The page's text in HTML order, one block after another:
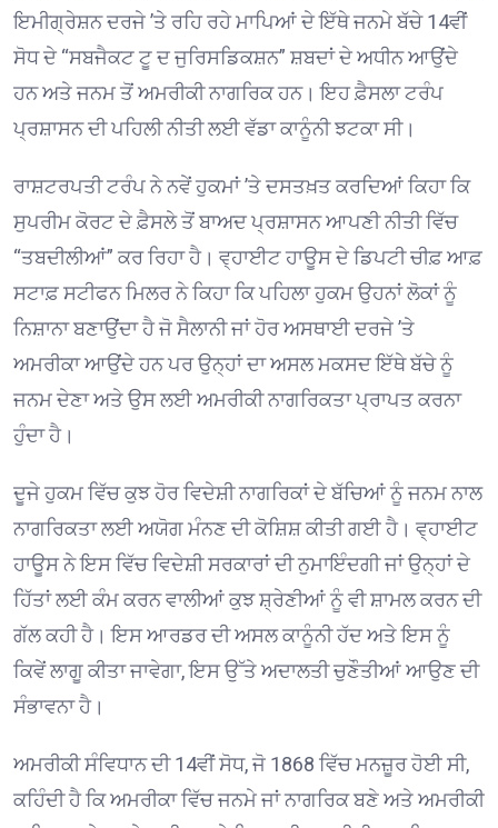
ਇਮੀਗ੍ਰੇਸ਼ਨ ਦਰਜੇ ’ਤੇ ਰਹਿ ਰਹੇ ਮਾਪਿਆਂ ਦੇ ਇੱਥੇ ਜਨਮੇ ਬੱਚੇ 14ਵੀਂ
ਸੋਧ ਦੇ “ਸਬਜੈਕਟ ਟੂ ਦ ਜੁਰਿਸਡਿਕਸ਼ਨ” ਸ਼ਬਦਾਂ ਦੇ ਅਧੀਨ ਆਉਂਦੇ
ਹਨ ਅਤੇ ਜਨਮ ਤੋਂ ਅਮਰੀਕੀ ਨਾਗਰਿਕ ਹਨ। ਇਹ ਫ਼ੈਸਲਾ ਟਰੰਪ
ਪ੍ਰਸ਼ਾਸਨ ਦੀ ਪਹਿਲੀ ਨੀਤੀ ਲਈ ਵੱਡਾ ਕਾਨੂੰਨੀ ਝਟਕਾ ਸੀ।
ਰਾਸ਼ਟਰਪਤੀ ਟਰੰਪ ਨੇ ਨਵੇਂ ਹੁਕਮਾਂ ’ਤੇ ਦਸਤਖ਼ਤ ਕਰਦਿਆਂ ਕਿਹਾ ਕਿ
ਸੁਪਰੀਮ ਕੋਰਟ ਦੇ ਫ਼ੈਸਲੇ ਤੋਂ ਬਾਅਦ ਪ੍ਰਸ਼ਾਸਨ ਆਪਣੀ ਨੀਤੀ ਵਿੱਚ
“ਤਬਦੀਲੀਆਂ” ਕਰ ਰਿਹਾ ਹੈ। ਵ੍ਹਾਈਟ ਹਾਊਸ ਦੇ ਡਿਪਟੀ ਚੀਫ਼ ਆਫ਼
ਸਟਾਫ਼ ਸਟੀਫਨ ਮਿਲਰ ਨੇ ਕਿਹਾ ਕਿ ਪਹਿਲਾ ਹੁਕਮ ਉਹਨਾਂ ਲੋਕਾਂ ਨੂੰ
ਨਿਸ਼ਾਨਾ ਬਣਾਉਂਦਾ ਹੈ ਜੋ ਸੈਲਾਨੀ ਜਾਂ ਹੋਰ ਅਸਥਾਈ ਦਰਜੇ ’ਤੇ
ਅਮਰੀਕਾ ਆਉਂਦੇ ਹਨ ਪਰ ਉਨ੍ਹਾਂ ਦਾ ਅਸਲ ਮਕਸਦ ਇੱਥੇ ਬੱਚੇ ਨੂੰ
ਜਨਮ ਦੇਣਾ ਅਤੇ ਉਸ ਲਈ ਅਮਰੀਕੀ ਨਾਗਰਿਕਤਾ ਪ੍ਰਾਪਤ ਕਰਨਾ
ਹੁੰਦਾ ਹੈ।
ਦੂਜੇ ਹੁਕਮ ਵਿੱਚ ਕੁਝ ਹੋਰ ਵਿਦੇਸ਼ੀ ਨਾਗਰਿਕਾਂ ਦੇ ਬੱਚਿਆਂ ਨੂੰ ਜਨਮ ਨਾਲ
ਨਾਗਰਿਕਤਾ ਲਈ ਅਯੋਗ ਮੰਨਣ ਦੀ ਕੋਸ਼ਿਸ਼ ਕੀਤੀ ਗਈ ਹੈ। ਵ੍ਹਾਈਟ
ਹਾਊਸ ਨੇ ਇਸ ਵਿੱਚ ਵਿਦੇਸ਼ੀ ਸਰਕਾਰਾਂ ਦੀ ਨੁਮਾਇੰਦਗੀ ਜਾਂ ਉਨ੍ਹਾਂ ਦੇ
ਹਿੱਤਾਂ ਲਈ ਕੰਮ ਕਰਨ ਵਾਲੀਆਂ ਕੁਝ ਸ਼੍ਰੇਣੀਆਂ ਨੂੰ ਵੀ ਸ਼ਾਮਲ ਕਰਨ ਦੀ
ਗੱਲ ਕਹੀ ਹੈ। ਇਸ ਆਰਡਰ ਦੀ ਅਸਲ ਕਾਨੂੰਨੀ ਹੱਦ ਅਤੇ ਇਸ ਨੂੰ
ਕਿਵੇਂ ਲਾਗੂ ਕੀਤਾ ਜਾਵੇਗਾ, ਇਸ ਉੱਤੇ ਅਦਾਲਤੀ ਚੁਣੌਤੀਆਂ ਆਉਣ ਦੀ
ਸੰਭਾਵਨਾ ਹੈ।
ਅਮਰੀਕੀ ਸੰਵਿਧਾਨ ਦੀ 14ਵੀਂ ਸੋਧ, ਜੋ 1868 ਵਿੱਚ ਮਨਜ਼ੂਰ ਹੋਈ ਸੀ,
ਕਹਿੰਦੀ ਹੈ ਕਿ ਅਮਰੀਕਾ ਵਿੱਚ ਜਨਮੇ ਜਾਂ ਨਾਗਰਿਕ ਬਣੇ ਅਤੇ ਅਮਰੀਕੀ